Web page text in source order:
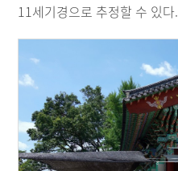
11세기경으로 추정할 수 있다.